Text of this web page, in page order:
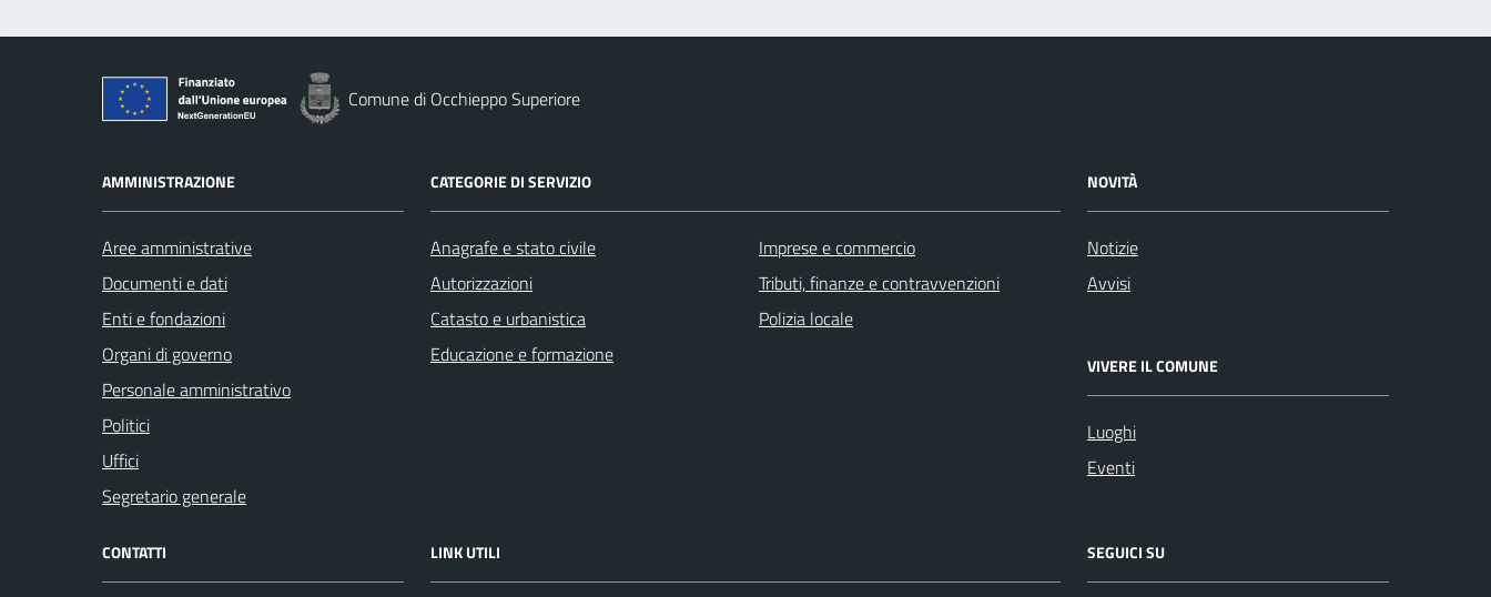
Comune di Occhieppo Superiore
AMMINISTRAZIONE
Aree amministrative
Documenti e dati
Enti e fondazioni
Organi di governo
Personale amministrativo
Politici
Uffici
Segretario generale
CATEGORIE DI SERVIZIO
Anagrafe e stato civile
Autorizzazioni
Catasto e urbanistica
Educazione e formazione
Imprese e commercio
Tributi, finanze e contravvenzioni
Polizia locale
NOVITÀ
Notizie
Avvisi
VIVERE IL COMUNE
Luoghi
Eventi
CONTATTI LINK UTILI SEGUICI SU